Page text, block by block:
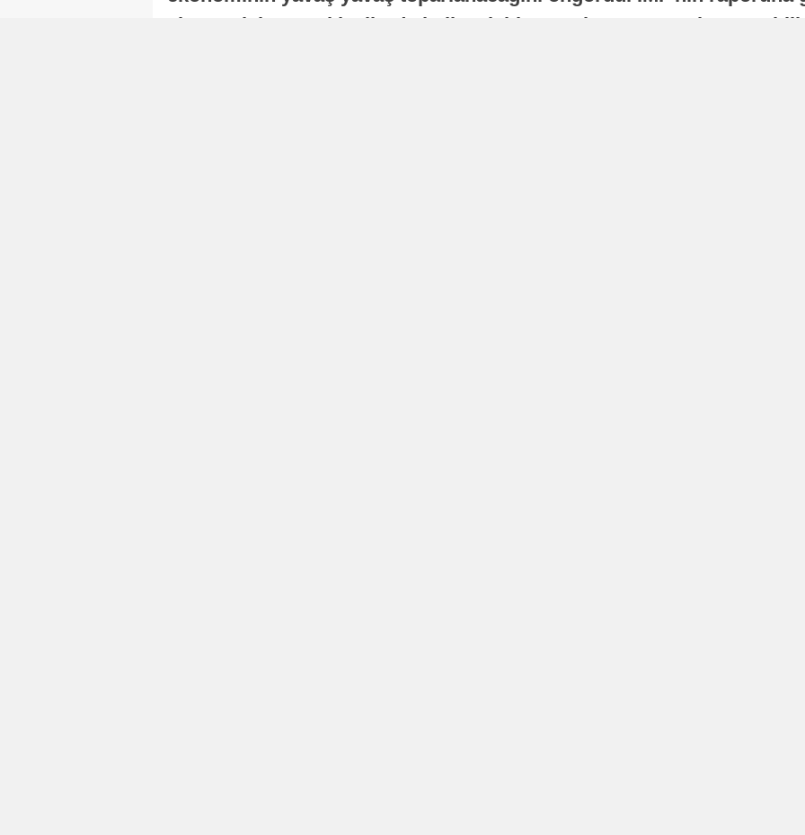
ekonomisi, sonraki yıllarda istikrarlı bir toparlanma süreci